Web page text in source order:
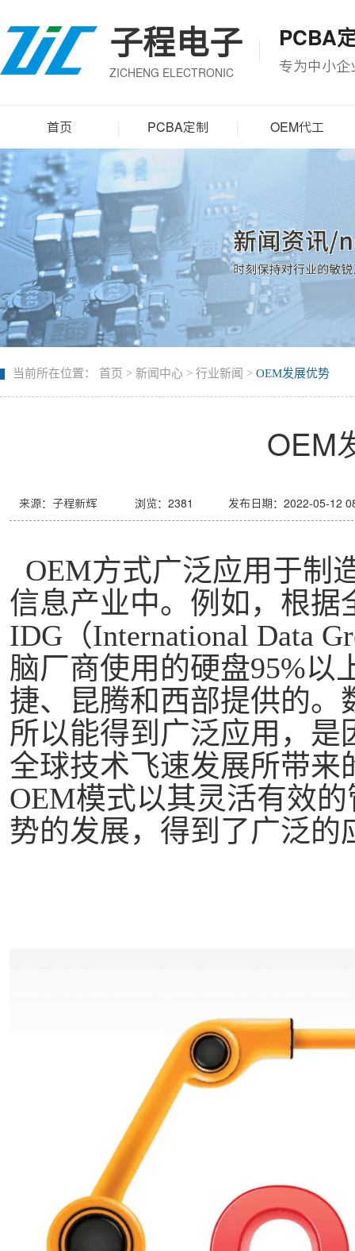
子程电子
ZICHENG ELECTRONIC
PCBA
专为中小企
首页 PCBA定制 OEM代工
当前所在位置： 首页 > 新闻中心 > 行业新闻 > OEM发展优势
OEM
来源：子程新辉 浏览： 2381 发布日期：2022-05-12
OEM方式广泛应用于制
信息产业中。例如，根据
IDG（International Data
脑厂商使用的硬盘95%以
捷、昆腾和西部提供的。
所以能得到广泛应用，是
全球技术飞速发展所带
OEM模式以其灵活有效
势的发展，得到了广泛的